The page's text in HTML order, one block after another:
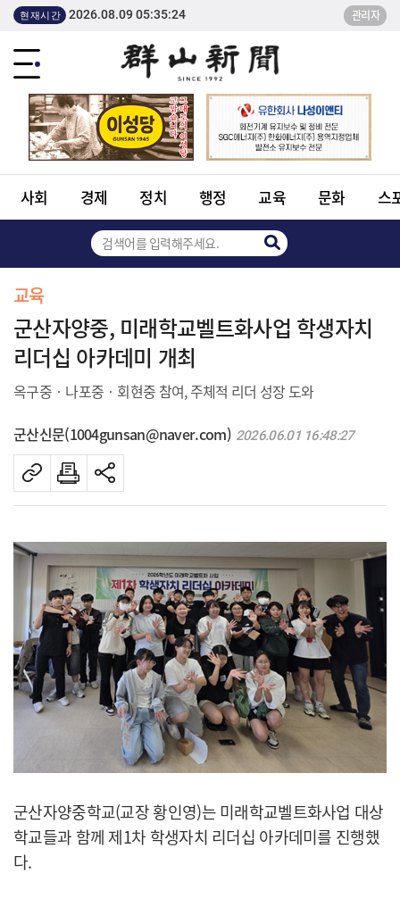
현재시간 2026.08.09 05:35:24 관리자
사회 경제 정치 행정 교육 문화 스
교육
군산자양중, 미래학교벨트화사업 학생자치
리더십 아카데미 개최
옥구중‧나포중‧회현중 참여, 주체적 리더 성장 도와
군산신문(1004gunsan@naver.com) 2026.06.01 16:48:27
군산자양중학교(교장 황인영)는 미래학교벨트화사업 대상
학교들과 함께 제1차 학생자치 리더십 아카데미를 진행했
다.